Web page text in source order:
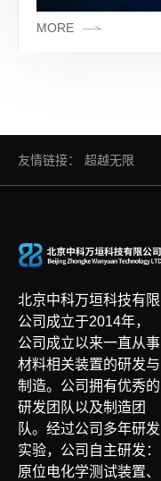
MORE
友情链接： 超越无限
北京中科万垣科技有限
公司成立于2014年，
公司成立以来一直从事
材料相关装置的研发与
制造。公司拥有优秀的
研发团队以及制造团
队。经过公司多年研发
实验，公司自主研发：
原位电化学测试装置、